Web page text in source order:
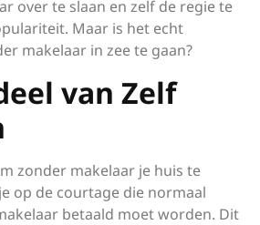
over te slaan en zelf de regie te
Maar is het echt
makelaar in zee te gaan?
van Zelf
zonder makelaar je huis te
op de courtage die normaal
betaald moet worden. Dit